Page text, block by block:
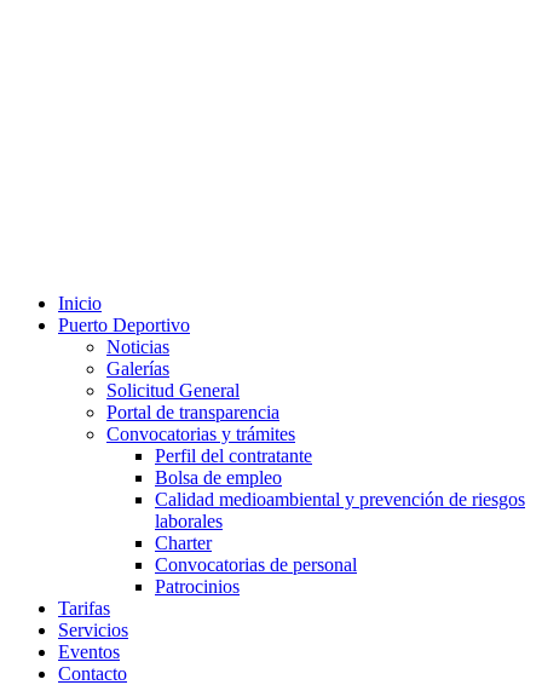
Inicio
Puerto Deportivo
Noticias
Galerías
Solicitud General
Portal de transparencia
Convocatorias y trámites
Perfil del contratante
Bolsa de empleo
Calidad medioambiental y prevención de riesgos
laborales
Charter
Convocatorias de personal
Patrocinios
Tarifas
Servicios
Eventos
Contacto